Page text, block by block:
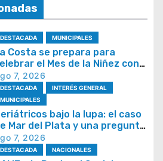
DESTACADA MUNICIPALES
Costa se prepara para
el Mes de la Niñez con
y espectáculos
7, 2026
DESTACADA
INTERÉS GENERAL
MUNICIPALES
bajo la lupa: el caso
Mar del Plata y una pregunta
se repite en todo el país
7, 2026
DESTACADA NACIONALES